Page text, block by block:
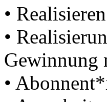
•
•
Gewinnung
•